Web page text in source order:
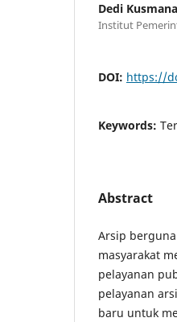
Dedi Kusmana
Institut
DOI: https://
Keywords:
Abstract
Arsip
masyarakat
pelayanan
pelayanan
baru untuk